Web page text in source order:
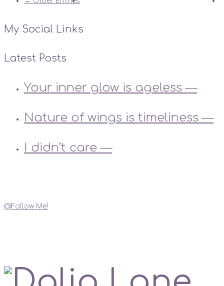
My Social Links
Latest Posts
Your inner glow is ageless —
Nature of wings is timeliness —
I didn’t care —
@Follow Me!